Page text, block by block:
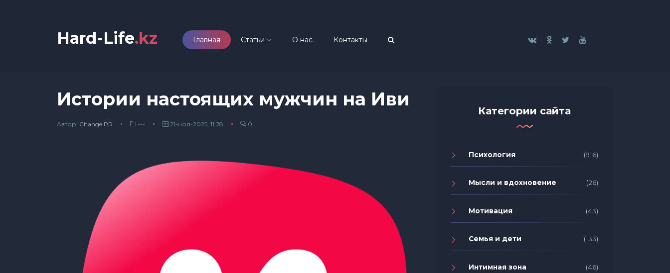
Hard-Life.kz Главная Статьи О нас Контакты
Истории настоящих мужчин на Иви
Автор: Сhange PR --- 21-ноя-2025, 11:28 0
Категории сайта
Психология (916)
Мысли и вдохновение (26)
Мотивация (43)
Семья и дети (133)
Интимная зона (46)